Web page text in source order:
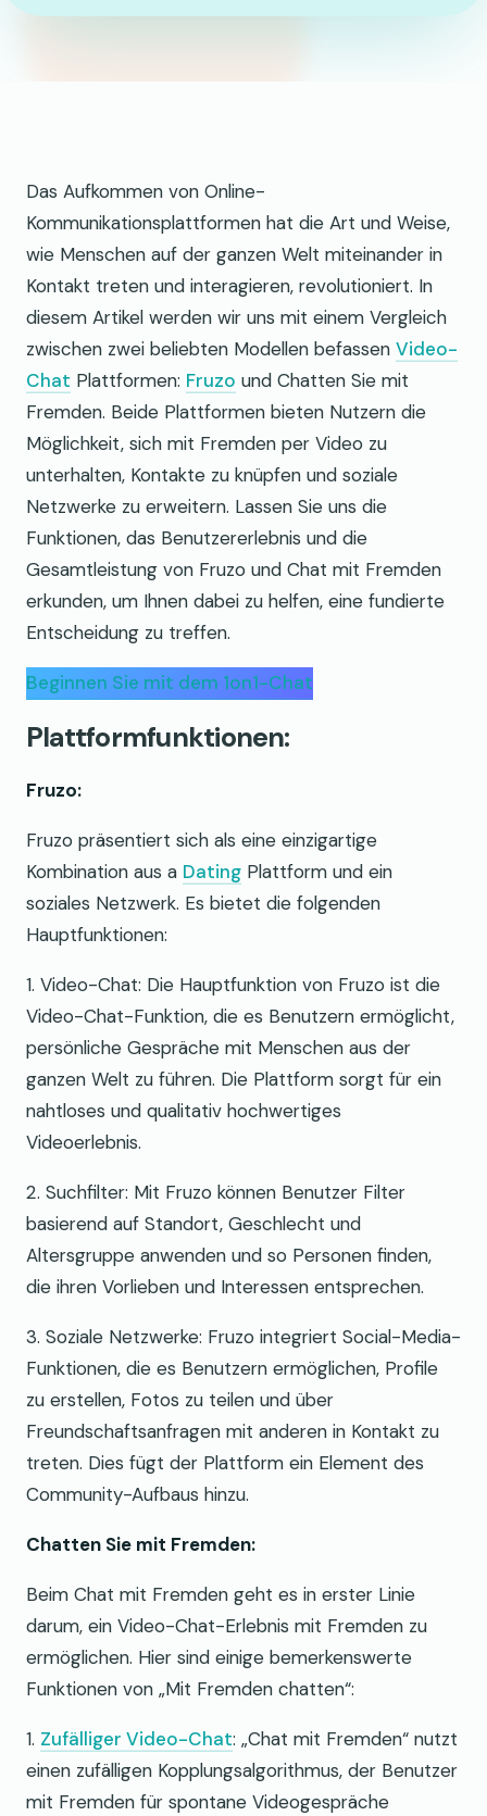
Das Aufkommen von Online-
Kommunikationsplattformen hat die Art und Weise,
wie Menschen auf der ganzen Welt miteinander in
Kontakt treten und interagieren, revolutioniert. In
diesem Artikel werden wir uns mit einem Vergleich
zwischen zwei beliebten Modellen befassen Video-
Chat Plattformen: Fruzo und Chatten Sie mit
Fremden. Beide Plattformen bieten Nutzern die
Möglichkeit, sich mit Fremden per Video zu
unterhalten, Kontakte zu knüpfen und soziale
Netzwerke zu erweitern. Lassen Sie uns die
Funktionen, das Benutzererlebnis und die
Gesamtleistung von Fruzo und Chat mit Fremden
erkunden, um Ihnen dabei zu helfen, eine fundierte
Entscheidung zu treffen.
Beginnen Sie mit dem 1on1-Chat
Plattformfunktionen:
Fruzo:
Fruzo präsentiert sich als eine einzigartige
Kombination aus a Dating Plattform und ein
soziales Netzwerk. Es bietet die folgenden
Hauptfunktionen:
1. Video-Chat: Die Hauptfunktion von Fruzo ist die
Video-Chat-Funktion, die es Benutzern ermöglicht,
persönliche Gespräche mit Menschen aus der
ganzen Welt zu führen. Die Plattform sorgt für ein
nahtloses und qualitativ hochwertiges
Videoerlebnis.
2. Suchfilter: Mit Fruzo können Benutzer Filter
basierend auf Standort, Geschlecht und
Altersgruppe anwenden und so Personen finden,
die ihren Vorlieben und Interessen entsprechen.
3. Soziale Netzwerke: Fruzo integriert Social-Media-
Funktionen, die es Benutzern ermöglichen, Profile
zu erstellen, Fotos zu teilen und über
Freundschaftsanfragen mit anderen in Kontakt zu
treten. Dies fügt der Plattform ein Element des
Community-Aufbaus hinzu.
Chatten Sie mit Fremden:
Beim Chat mit Fremden geht es in erster Linie
darum, ein Video-Chat-Erlebnis mit Fremden zu
ermöglichen. Hier sind einige bemerkenswerte
Funktionen von „Mit Fremden chatten“:
1. Zufälliger Video-Chat: „Chat mit Fremden“ nutzt
einen zufälligen Kopplungsalgorithmus, der Benutzer
mit Fremden für spontane Videogespräche